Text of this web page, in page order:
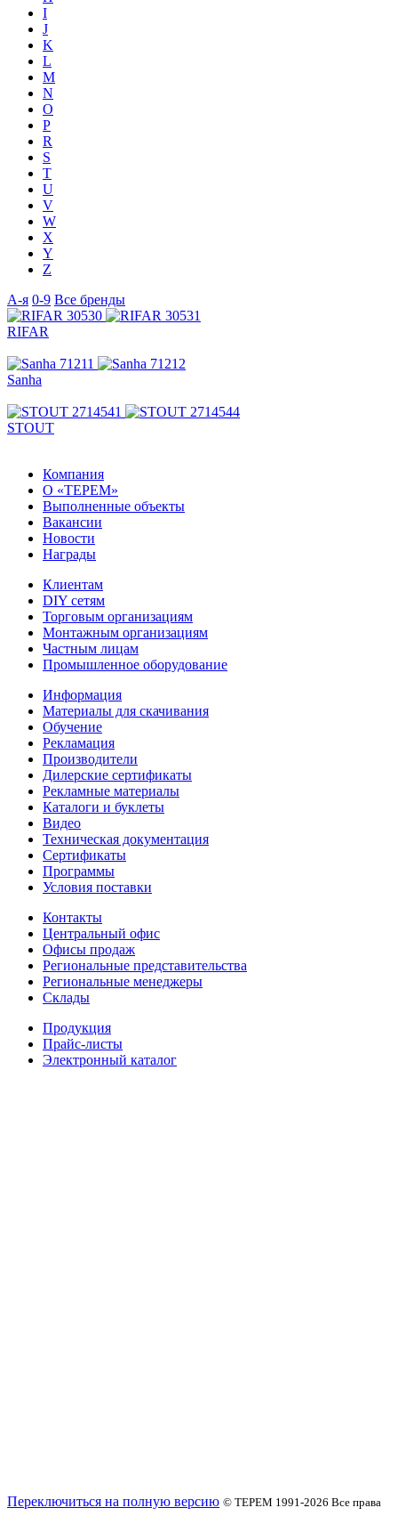
I
J
K
L
M
N
O
P
R
S
T
U
V
W
X
Y
Z
А-я 0-9 Все бренды
RIFAR
Sanha
STOUT
Компания
О «ТЕРЕМ»
Выполненные объекты
Вакансии
Новости
Награды
Клиентам
DIY сетям
Торговым организациям
Монтажным организациям
Частным лицам
Промышленное оборудование
Информация
Материалы для скачивания
Обучение
Рекламация
Производители
Дилерские сертификаты
Рекламные материалы
Каталоги и буклеты
Видео
Техническая документация
Сертификаты
Программы
Условия поставки
Контакты
Центральный офис
Офисы продаж
Региональные представительства
Региональные менеджеры
Склады
Продукция
Прайс-листы
Электронный каталог
Переключиться на полную версию © ТЕРЕМ 1991-2026 Все права